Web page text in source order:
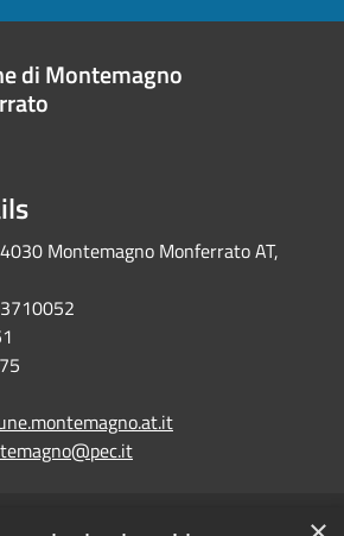
di Montemagno
Montemagno Monferrato AT,